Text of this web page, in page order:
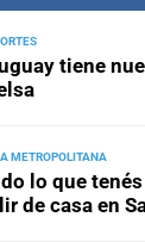
(1930-1979)
Publicidad-
con El
tiene
METROPOLITANA
lo que
de casa en